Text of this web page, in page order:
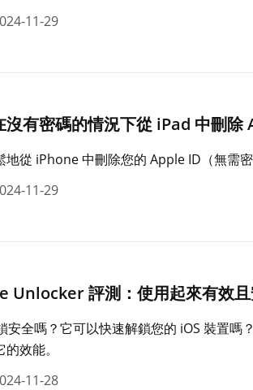
11-29
沒有密碼的情況下從 iPad 中刪除
從 iPhone 中刪除您的 Apple ID（無需
11-29
Unlocker 評測：使用起來有效且
安全嗎？它可以快速解鎖您的 iOS 裝置
效能。
11-28